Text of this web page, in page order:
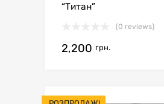
“Титан”
(0 reviews)
2,200 грн.